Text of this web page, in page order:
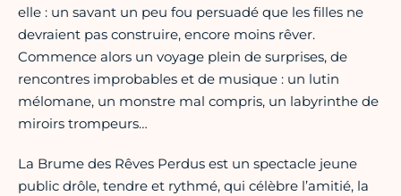
elle : un savant un peu fou persuadé que les filles ne
devraient pas construire, encore moins rêver.
Commence alors un voyage plein de surprises, de
rencontres improbables et de musique : un lutin
mélomane, un monstre mal compris, un labyrinthe de
miroirs trompeurs…
La Brume des Rêves Perdus est un spectacle jeune
public drôle, tendre et rythmé, qui célèbre l’amitié, la